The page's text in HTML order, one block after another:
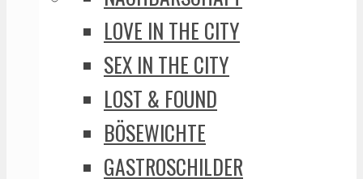
LOVE IN THE CITY
SEX IN THE CITY
LOST & FOUND
BÖSEWICHTE
GASTROSCHILDER